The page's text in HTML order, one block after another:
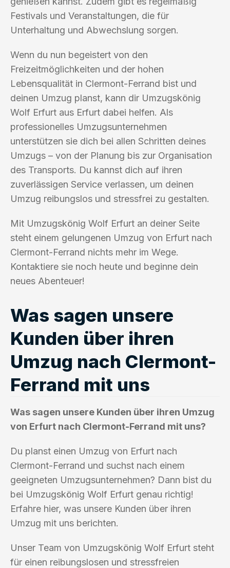
Festivals und Veranstaltungen, die für
Unterhaltung und Abwechslung sorgen.
Wenn du nun begeistert von den
Freizeitmöglichkeiten und der hohen
Lebensqualität in Clermont-Ferrand bist und
deinen Umzug planst, kann dir Umzugskönig
Wolf Erfurt aus Erfurt dabei helfen. Als
professionelles Umzugsunternehmen
unterstützen sie dich bei allen Schritten deines
Umzugs – von der Planung bis zur Organisation
des Transports. Du kannst dich auf ihren
zuverlässigen Service verlassen, um deinen
Umzug reibungslos und stressfrei zu gestalten.
Mit Umzugskönig Wolf Erfurt an deiner Seite
steht einem gelungenen Umzug von Erfurt nach
Clermont-Ferrand nichts mehr im Wege.
Kontaktiere sie noch heute und beginne dein
neues Abenteuer!
Was sagen unsere
Kunden über ihren
Umzug nach Clermont-
Ferrand mit uns
Was sagen unsere Kunden über ihren Umzug
von Erfurt nach Clermont-Ferrand mit uns?
Du planst einen Umzug von Erfurt nach
Clermont-Ferrand und suchst nach einem
geeigneten Umzugsunternehmen? Dann bist du
bei Umzugskönig Wolf Erfurt genau richtig!
Erfahre hier, was unsere Kunden über ihren
Umzug mit uns berichten.
Unser Team von Umzugskönig Wolf Erfurt steht
für einen reibungslosen und stressfreien